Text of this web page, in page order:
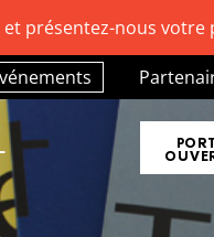
et présentez-nous votre